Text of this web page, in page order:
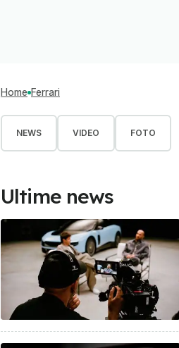
Home Ferrari
NEWS VIDEO FOTO
Ultime news